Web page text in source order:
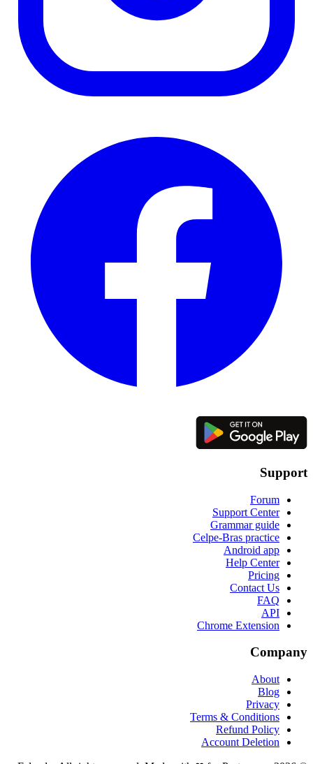
Support
Forum
Support Center
Grammar guide
Celpe-Bras practice
Android app
Help Center
Pricing
Contact Us
FAQ
API
Chrome Extension
Company
About
Blog
Privacy
Terms & Conditions
Refund Policy
Account Deletion